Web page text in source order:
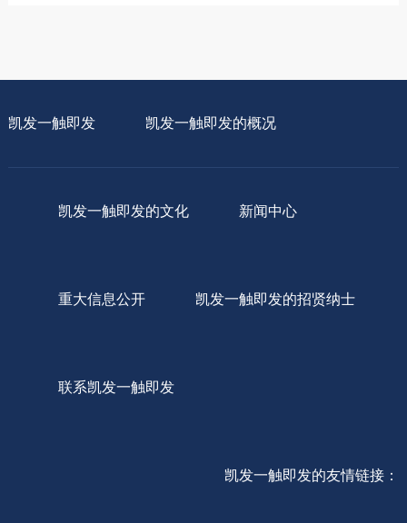
凯发一触即发 凯发一触即发的概况
凯发一触即发的文化 新闻中心
重大信息公开 凯发一触即发的招贤纳士
联系凯发一触即发
凯发一触即发的友情链接：